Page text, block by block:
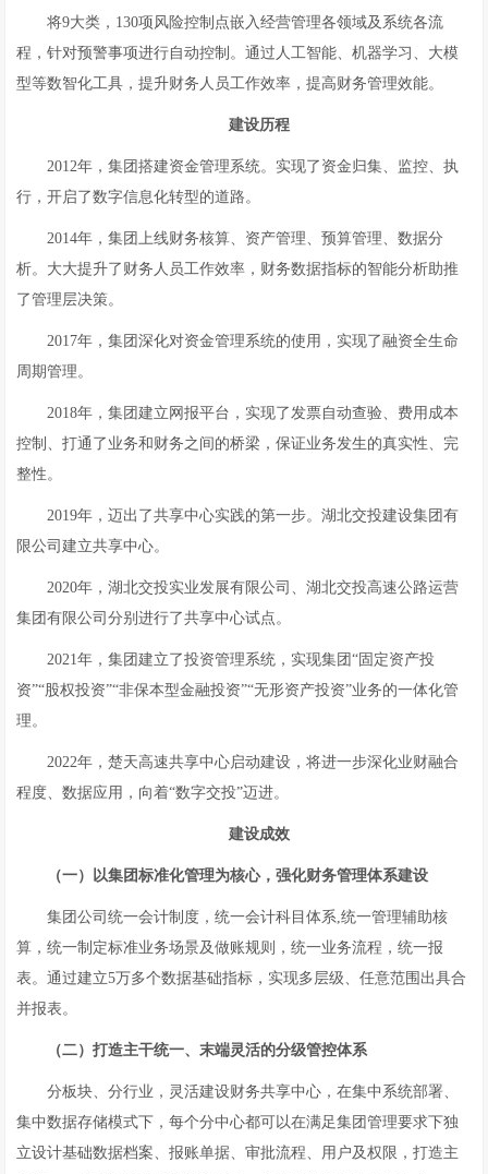
将9大类，130项风险控制点嵌入经营管理各领域及系统各流
程，针对预警事项进行自动控制。通过人工智能、机器学习、大模
型等数智化工具，提升财务人员工作效率，提高财务管理效能。
建设历程
2012年，集团搭建资金管理系统。实现了资金归集、监控、执
行，开启了数字信息化转型的道路。
2014年，集团上线财务核算、资产管理、预算管理、数据分
析。大大提升了财务人员工作效率，财务数据指标的智能分析助推
了管理层决策。
2017年，集团深化对资金管理系统的使用，实现了融资全生命
周期管理。
2018年，集团建立网报平台，实现了发票自动查验、费用成本
控制、打通了业务和财务之间的桥梁，保证业务发生的真实性、完
整性。
2019年，迈出了共享中心实践的第一步。湖北交投建设集团有
限公司建立共享中心。
2020年，湖北交投实业发展有限公司、湖北交投高速公路运营
集团有限公司分别进行了共享中心试点。
2021年，集团建立了投资管理系统，实现集团“固定资产投
资”“股权投资”“非保本型金融投资”“无形资产投资”业务的一体化管
理。
2022年，楚天高速共享中心启动建设，将进一步深化业财融合
程度、数据应用，向着“数字交投”迈进。
建设成效
（一）以集团标准化管理为核心，强化财务管理体系建设
集团公司统一会计制度，统一会计科目体系,统一管理辅助核
算，统一制定标准业务场景及做账规则，统一业务流程，统一报
表。通过建立5万多个数据基础指标，实现多层级、任意范围出具合
并报表。
（二）打造主干统一、末端灵活的分级管控体系
分板块、分行业，灵活建设财务共享中心，在集中系统部署、
集中数据存储模式下，每个分中心都可以在满足集团管理要求下独
立设计基础数据档案、报账单据、审批流程、用户及权限，打造主